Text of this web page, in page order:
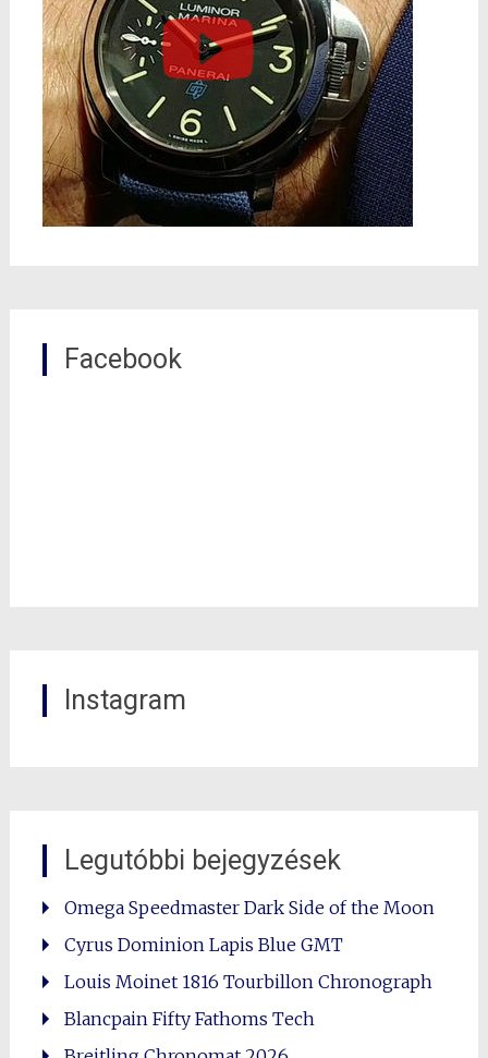
Facebook
Instagram
Legutóbbi bejegyzések
Omega Speedmaster Dark Side of the Moon
Cyrus Dominion Lapis Blue GMT
Louis Moinet 1816 Tourbillon Chronograph
Blancpain Fifty Fathoms Tech